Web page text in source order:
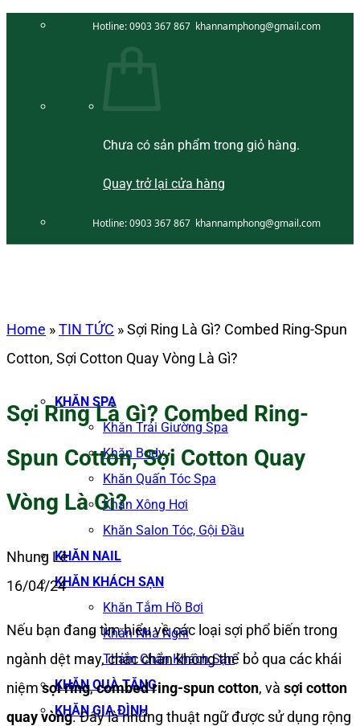
Hotline:0903 367 867 khannamphong@gmail.com
Chưa có sản phẩm trong giỏ hàng.
Quay trở lại cửa hàng
Hotline:0903 367 867 khannamphong@gmail.com
KHĂN SPA
Khăn Trải Giường Spa
Khăn Body
Khăn Quấn Tóc Spa
Khăn Xông Hơi
Khăn Salon Tóc, Gội Đầu
KHĂN NAIL
KHĂN KHÁCH SẠN
Khăn Tắm Hồ Bơi
Khăn Nhà Nghỉ
Thảm Chân Khách Sạn
KHĂN QUÀ TẶNG
KHĂN GIA ĐÌNH
Home »TIN TỨC »Sợi Ring Là Gì? Combed Ring-Spun
Cotton, Sợi Cotton Quay Vòng Là Gì?
Sợi Ring Là Gì? Combed Ring-
Spun Cotton, Sợi Cotton Quay
Vòng Là Gì?
Nhung Lê
16/04/24
Nếu bạn đang tìm hiểu về các loại sợi phổ biến trong
ngành dệt may, chắc chắn không thể bỏ qua các khái
niệmsợi ring,combed ring-spun cotton, và sợi cotton
quay vòng. Đây là những thuật ngữ được sử dụng rộng